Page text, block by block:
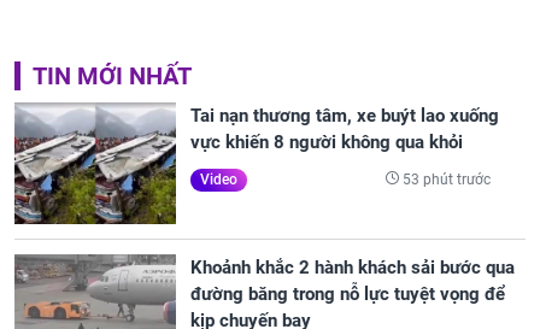
TIN MỚI NHẤT
Tai nạn thương tâm, xe buýt lao xuống
vực khiến 8 người không qua khỏi
Video 53 phút trước
Khoảnh khắc 2 hành khách sải bước qua
đường băng trong nỗ lực tuyệt vọng để
kịp chuyến bay